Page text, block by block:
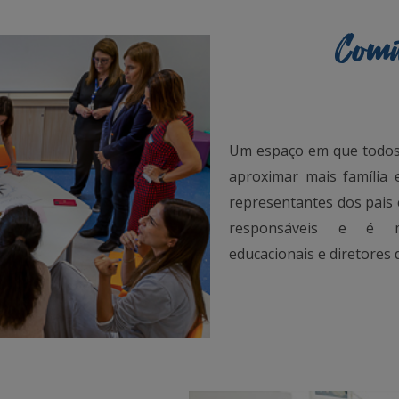
Um espaço em que
aproximar mais família
representantes dos pais
responsáveis e é
educacionais e diretores